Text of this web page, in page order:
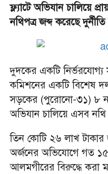
ফ্ল্যাটে অভিযান চালিয়ে
নথিপত্র জব্দ করেছে
দুদকের একটি নির্ভরযোগ্য
কমিশনের একটি বিশেষ
সড়কের (পুরোনো-৩১) ৮
অভিযান চালিয়ে এসব
তিন কোটি ২৬ লাখ
অর্জনের অভিযোগে গত
আলমগীরের বিরুদ্ধে করা